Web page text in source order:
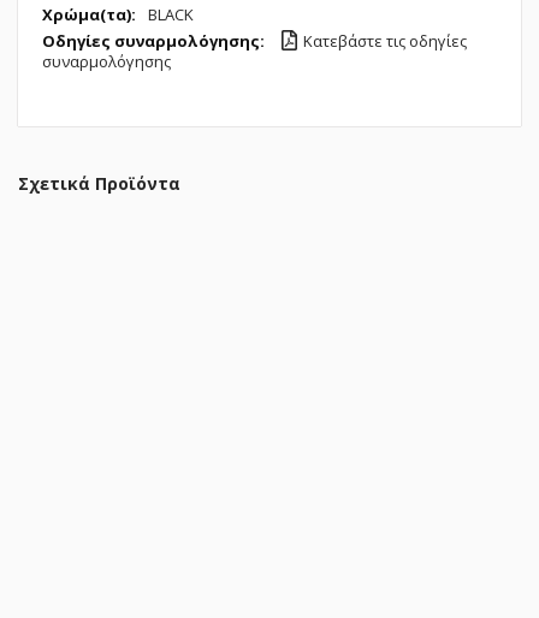
BLACK
Κατεβάστε τις οδηγίες
συναρμολόγησης
Σχετικά Προϊόντα